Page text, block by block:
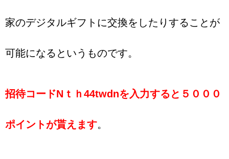
家のデジタルギフトに交換をしたりすることが
可能になるというものです。
招待コードNｔｈ44twdnを入力すると５０００
ポイントが貰えます。